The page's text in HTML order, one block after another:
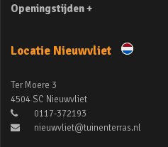
Openingstijden +
Locatie Nieuwvliet
Ter Moere 3
4504 SC Nieuwvliet
0117-372193
nieuwvliet@tuinenterras.nl